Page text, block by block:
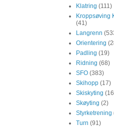
Klatring (111)
Kroppsøving
(41)
Langrenn
Orientering
Padling (19)
Ridning (68)
SFO (383)
Skihopp (17)
Skiskyting
Skøyting (2)
Styrketrening
Turn (91)